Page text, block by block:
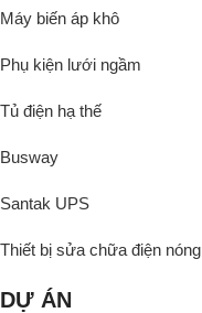
Máy biến áp khô
Phụ kiện lưới ngầm
Tủ điện hạ thế
Busway
Santak UPS
Thiết bị sửa chữa điện nóng
DỰ ÁN